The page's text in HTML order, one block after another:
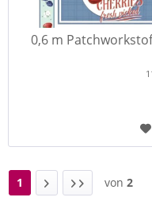
0,6 m
1 von 2